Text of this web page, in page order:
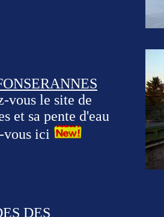
vous le site de
et sa pente d'eau
vous ici
DES